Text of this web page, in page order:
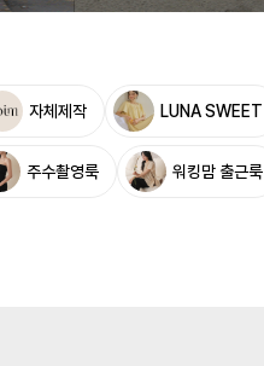
자체제작 LUNA SWEET
주수촬영룩 워킹맘 출근룩